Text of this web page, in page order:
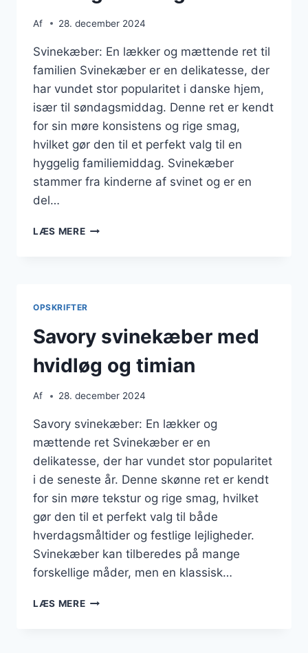
Af 28. december 2024
Svinekæber: En lækker og mættende ret til
familien Svinekæber er en delikatesse, der
har vundet stor popularitet i danske hjem,
især til søndagsmiddag. Denne ret er kendt
for sin møre konsistens og rige smag,
hvilket gør den til et perfekt valg til en
hyggelig familiemiddag. Svinekæber
stammer fra kinderne af svinet og er en
del…
LÆS MERESVINEKÆBER
OPSKRIFTER
Savory svinekæber med
hvidløg og timian
Af 28. december 2024
Savory svinekæber: En lækker og
mættende ret Svinekæber er en
delikatesse, der har vundet stor popularitet
i de seneste år. Denne skønne ret er kendt
for sin møre tekstur og rige smag, hvilket
gør den til et perfekt valg til både
hverdagsmåltider og festlige lejligheder.
Svinekæber kan tilberedes på mange
forskellige måder, men en klassisk…
LÆS MERESAVORY